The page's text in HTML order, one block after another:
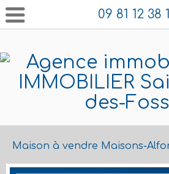
09 81 12 38
Maison à vendre Maisons-